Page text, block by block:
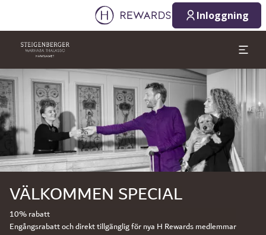
Inloggning
Bild 1 av 1
VÄLKOMMEN SPECIAL
10% rabatt
Engångsrabatt och direkt tillgänglig för nya H Rewards medlemmar